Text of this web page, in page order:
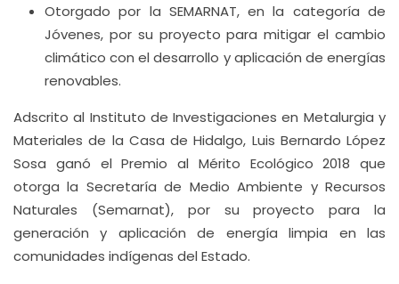
Otorgado por la SEMARNAT, en la categoría de
Jóvenes, por su proyecto para mitigar el cambio
climático con el desarrollo y aplicación de energías
renovables.
Adscrito al Instituto de Investigaciones en Metalurgia y
Materiales de la Casa de Hidalgo, Luis Bernardo López
Sosa ganó el Premio al Mérito Ecológico 2018 que
otorga la Secretaría de Medio Ambiente y Recursos
Naturales (Semarnat), por su proyecto para la
generación y aplicación de energía limpia en las
comunidades indígenas del Estado.